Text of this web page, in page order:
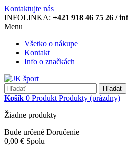
Kontaktujte nás
INFOLINKA: +421 918 46 75 26 /
Menu
Všetko o nákupe
Kontakt
Info o značkách
Hľadať
Košík 0 Produkt Produkty (prázdny)
Žiadne produkty
Bude určené Doručenie
0,00 € Spolu